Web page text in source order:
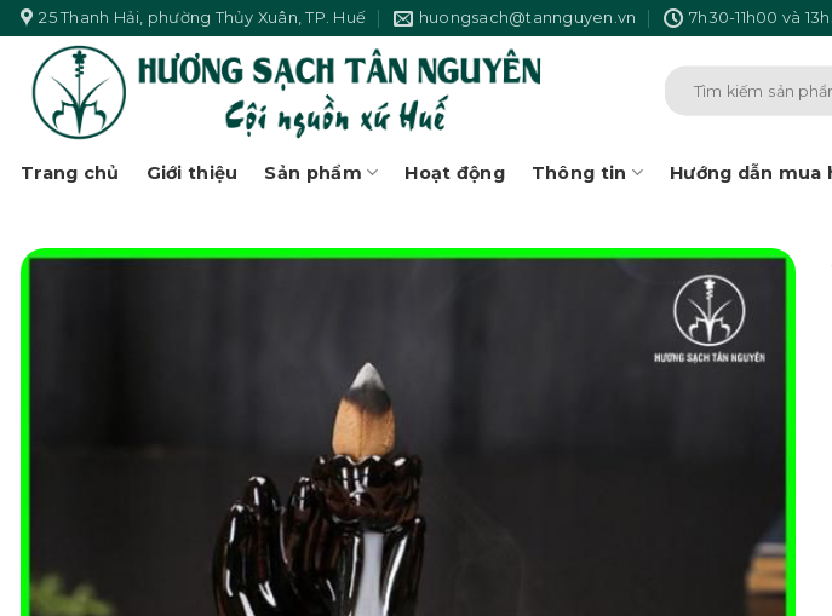
Skip
to
content
25 Thanh Hải, phường Thủy Xuân, TP. Huế huongsach@tannguyen.vn 7h30-11h00 và
Trang chủ Giới thiệu Sản phẩm Hoạt động Thông tin Hướng dẫn mua